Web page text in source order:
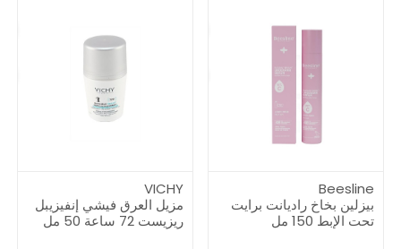
Beesline
بيزلين بخاخ راديانت برايت
تحت الإبط 150 مل
VICHY
مزيل العرق فيشي إنفيزيبل
ريزيست 72 ساعة 50 مل